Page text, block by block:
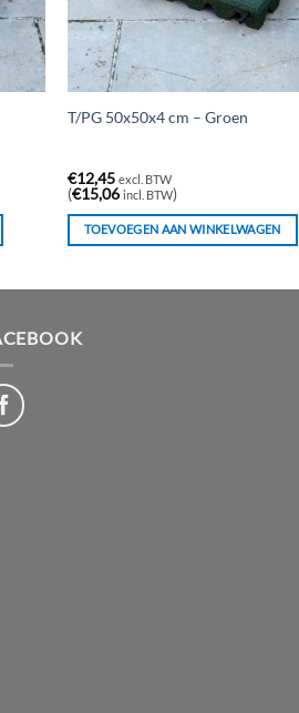
T/PG 50x50x4 cm – Groen
€12,45 excl. BTW
(€15,06 incl. BTW)
TOEVOEGEN AAN WINKELWAGEN